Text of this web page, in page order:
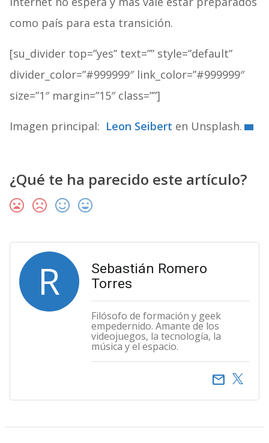
como país para esta transición.
[su_divider top=”yes” text=”” style=”default”
divider_color=”#999999″ link_color=”#999999″
size=”1″ margin=”15″ class=””]
Imagen principal: Leon Seibert en Unsplash.
¿Qué te ha parecido este artículo?
R
Sebastián Romero
Torres
Filósofo de formación y geek
empedernido. Amante de los
videojuegos, la tecnología, la
música y el espacio.
email